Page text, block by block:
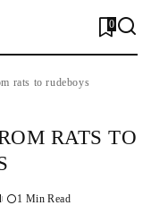
0
rats to rudeboys
RATS TO
1 Min Read